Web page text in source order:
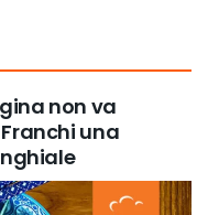
non va
una